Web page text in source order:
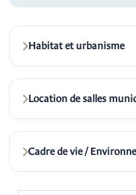
Habitat et urbanisme
Location de salles
Cadre de vie /